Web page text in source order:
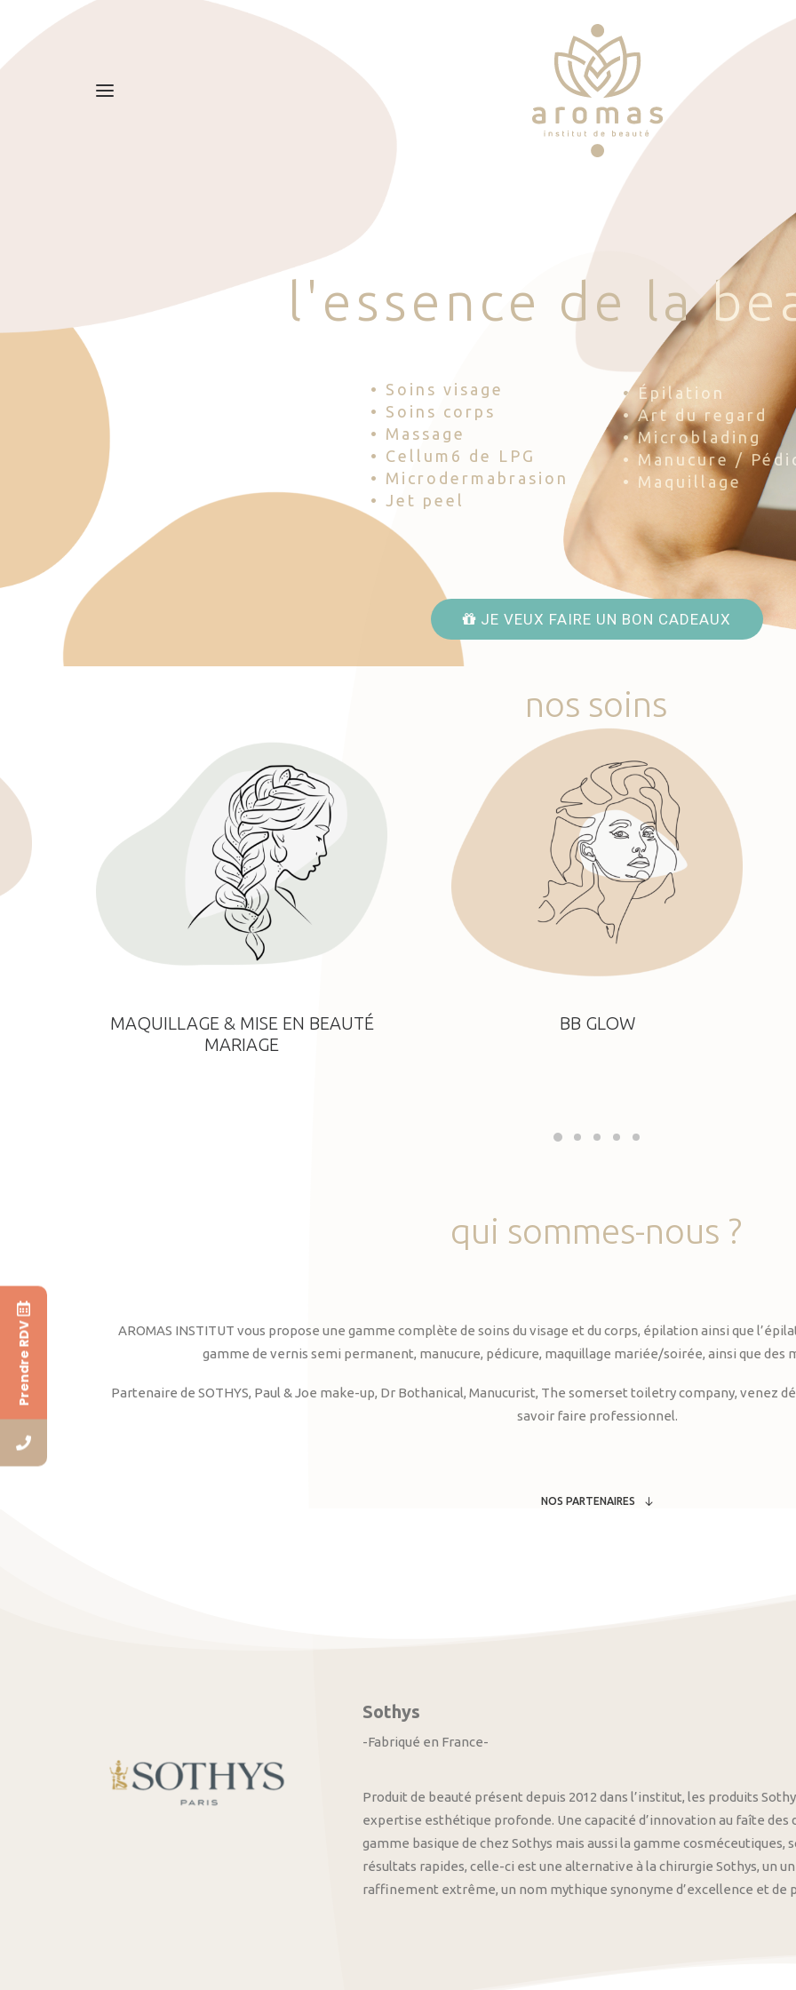
l 'esse nce d e la be
• Soins visage
• Soins corps
• Massage
• Cellum6 de LPG
• Microdermabrasion
• Jet peel
• Épilation
• Art du regard
• Microblading
• Manucure /
• Maquillage
JE VEUX FAIRE UN BON CADEAUX
nos soins
MAQUILLAGE & MISE EN BEAUTÉ
MARIAGE
BB GLOW
qui sommes-nous ?
AROMAS INSTITUT vous propose une gamme complète de soins du visage et du corps, épilation ainsi que
gamme de vernis semi permanent, manucure, pédicure, maquillage mariée/soirée, ainsi que des
Partenaire de SOTHYS, Paul & Joe make-up, Dr Bothanical, Manucurist, The somerset toiletry company, venez
savoir faire professionnel.
NOS PARTENAIRES
Sothys
-Fabriqué en France-
Produit de beauté présent depuis 2012 dans l’institut, les produits
expertise esthétique profonde. Une capacité d’innovation au faîte
gamme basique de chez Sothys mais aussi la gamme
résultats rapides, celle-ci est une alternative à la chirurgie Sothys, un
raffinement extrême, un nom mythique synonyme d’excellence et de
Prendre RDV